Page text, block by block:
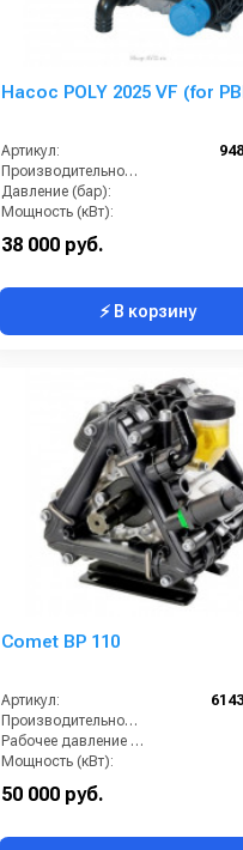
Насос POLY 2025 VF (for
Артикул:
Производительность (л/мин):
Давление (бар):
Мощность (кВт):
38 000 руб.
⚡ В корзину
Comet BP 110
Артикул:
Производительность (л/ч):
Рабочее давление (бар):
Мощность (кВт):
50 000 руб.